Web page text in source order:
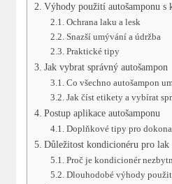
Výhody použití autošamponu s
Ochrana laku a lesk
Snazší umývání a údržba
Praktické tipy
Jak vybrat správný autošampon
Co všechno autošampon
Jak číst etikety a vybírat
Postup aplikace autošamponu
Doplňkové tipy pro
Důležitost kondicionéru pro lak
Proč je kondicionér
Dlouhodobé výhody